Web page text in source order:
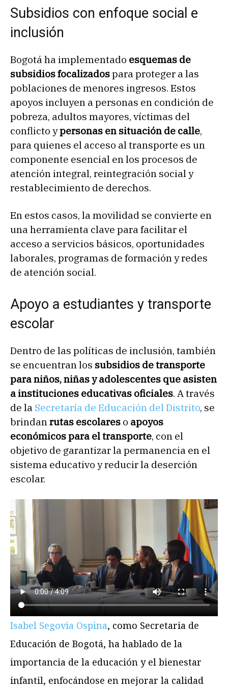
Subsidios con enfoque social e
inclusión
Bogotá ha implementado esquemas de
subsidios focalizadospara proteger a las
poblaciones de menores ingresos. Estos
apoyos incluyen a personas en condición de
pobreza, adultos mayores, víctimas del
conflicto ypersonas en situación de calle,
para quienes el acceso al transporte es un
componente esencial en los procesos de
atención integral, reintegración social y
restablecimiento de derechos.
En estos casos, la movilidad se convierte en
una herramienta clave para facilitar el
acceso a servicios básicos, oportunidades
laborales, programas de formación y redes
de atención social.
Apoyo a estudiantes y transporte
escolar
Dentro de las políticas de inclusión, también
se encuentran los subsidios de transporte
para niños, niñas y adolescentes que asisten
a instituciones educativas oficiales. A través
de la Secretaría de Educación del Distrito, se
brindanrutas escolares o apoyos
económicos para el transporte, con el
objetivo de garantizar la permanencia en el
sistema educativo y reducir la deserción
escolar.
Isabel Segovia Ospina, como Secretaria de
Educación de Bogotá, ha hablado de la
importancia de la educación y el bienestar
infantil, enfocándose en mejorar la calidad